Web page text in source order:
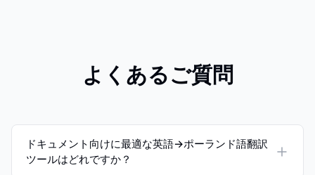
よくあるご質問
ドキュメント向けに最適な英語→ポーランド語翻訳
ツールはどれですか？